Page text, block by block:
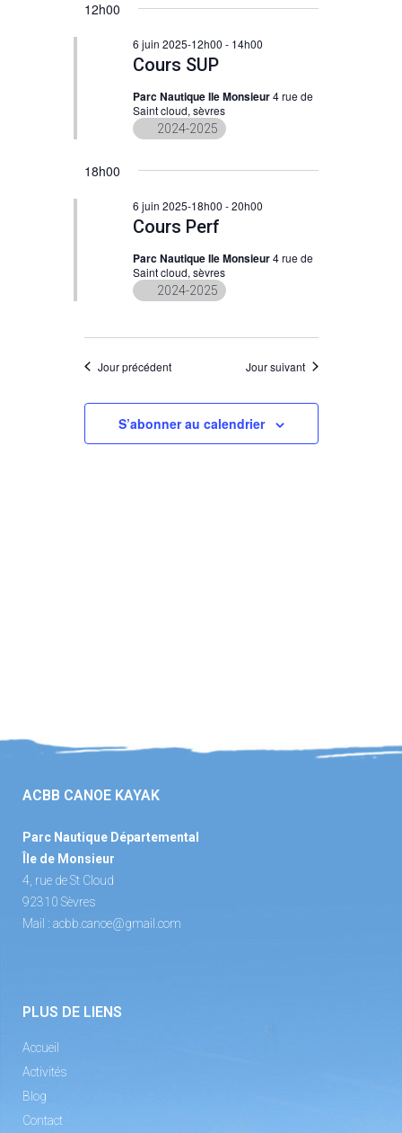
for
juin
2025
et
navigation
vues
Évènements
vues
une
12h00
Cours SUP
6 juin 2025-12h00 - 14h00
Parc Nautique Ile Monsieur4 rue de
Saint cloud, sèvres
2024-2025
18h00
Cours Perf
6 juin 2025-18h00 -20h00
Parc Nautique Ile Monsieur4 rue de
Saint cloud, sèvres
2024-2025
Jour précédent Jour suivant
S’abonner au calendrier
ACBB CANOE KAYAK
Parc Nautique Départemental
Île de Monsieur
4, rue de St Cloud
92310 Sèvres
Mail : acbb.canoe@gmail.com
PLUS DE LIENS
Accueil
Activités
Blog
Contact